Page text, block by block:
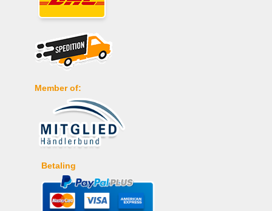
Member of:
Betaling